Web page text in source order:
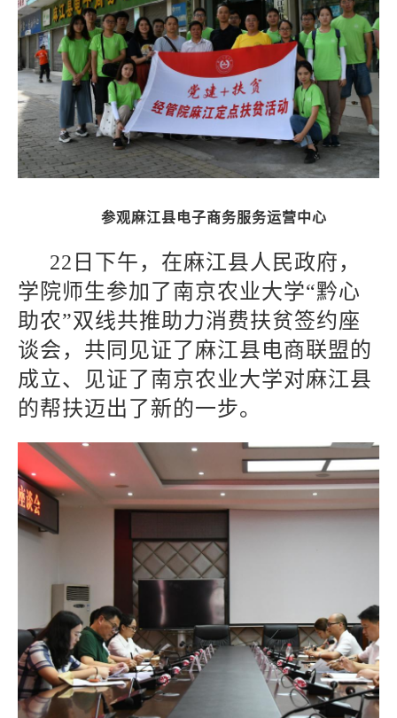
参观麻江县电子商务服务运营中心
22 日下午，在麻江县人民政府，
学院师生参加了南京农业大学“黔心
助农”双线共推助力消费扶贫签约座
谈会，共同见证了麻江县电商联盟的
成立、见证了南京农业大学对麻江县
的帮扶迈出了新的一步。